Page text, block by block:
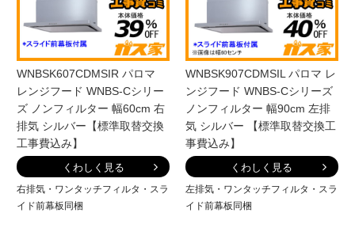
WNBSK607CDMSIR パロマ
レンジフード WNBS-Cシリー
ズ ノンフィルター 幅60cm 右
排気 シルバー【標準取替交換
工事費込み】
くわしく見る
右排気・ワンタッチフィルタ・スラ
イド前幕板同梱
WNBSK907CDMSIL パロマ レ
ンジフード WNBS-Cシリーズ
ノンフィルター 幅90cm 左排
気 シルバー 【標準取替交換工
事費込み】
くわしく見る
左排気・ワンタッチフィルタ・スラ
イド前幕板同梱